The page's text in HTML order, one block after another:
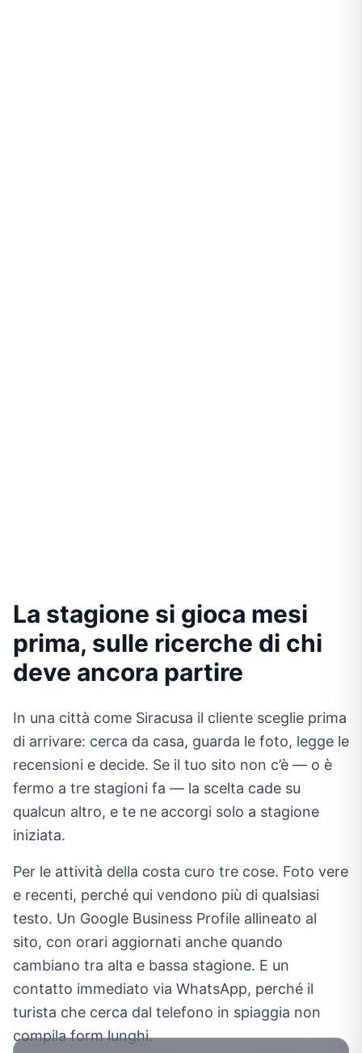
La stagione si gioca mesi
prima, sulle ricerche di chi
deve ancora partire
In una città come Siracusa il cliente sceglie prima
di arrivare: cerca da casa, guarda le foto, legge le
recensioni e decide. Se il tuo sito non c’è — o è
fermo a tre stagioni fa — la scelta cade su
qualcun altro, e te ne accorgi solo a stagione
iniziata.
Per le attività della costa curo tre cose. Foto vere
e recenti, perché qui vendono più di qualsiasi
testo. Un Google Business Profile allineato al
sito, con orari aggiornati anche quando
cambiano tra alta e bassa stagione. E un
contatto immediato via WhatsApp, perché il
turista che cerca dal telefono in spiaggia non
compila form lunghi.